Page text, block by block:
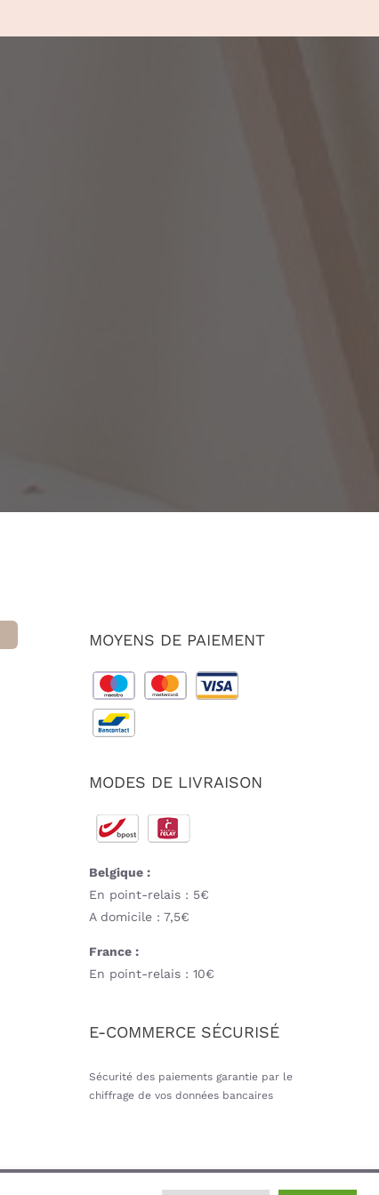
MOYENS DE PAIEMENT
MODES DE LIVRAISON
Belgique :
En point-relais : 5€
A domicile : 7,5€
France :
En point-relais : 10€
E-COMMERCE SÉCURISÉ
Sécurité des paiements garantie par le
chiffrage de vos données bancaires